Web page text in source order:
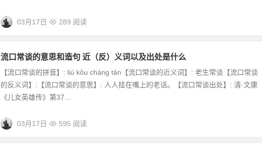
03月17日 289 阅读
流口常谈的意思和造句 近（反）义词以及出处是什么
【流口常谈的拼音】: liú kǒu cháng tán【流口常谈的近义词】: 老生常谈【流口常谈
的反义词】:【流口常谈的意思】: 人人挂在嘴上的老话。【流口常谈出处】: 清·文康
《儿女英雄传》第37...
03月17日 595 阅读